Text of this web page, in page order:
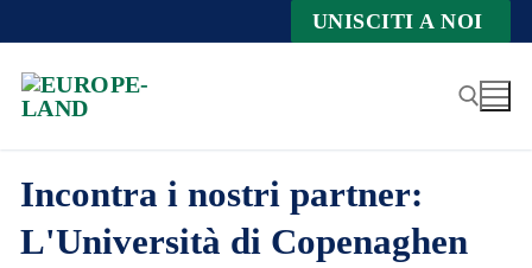
Inhalt
springen
UNISCITI A NOI
Incontra i nostri partner:
L'Università di Copenaghen